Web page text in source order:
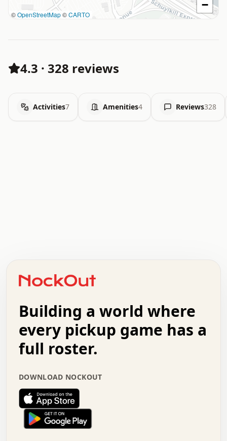
©OpenStreetMap©CARTO
−
4.3 · 328 reviews
Activities7 Amenities4 Reviews328
+   .   .   .   .   .   .   .   .   .   +   .   .
.   .   .   .   .   .   .   .   .   .   .   :   .
.   .   .   .   +   .   .   .   .   .   .   .   +
.   :   .   .   .   .   .   .   .   .   o   .   .
.   .   x   .   .   .   .   .   .   :   .   .   o
.   .   .   .   :   .   .   .   .   o   .   .   .
.   .   .   .   .   .   .   :   .   .   .   .   .
.   .   .   .   .   .   .   +   .   .   x   .   .
.   .   .   .   .   :   +   .   .   .   .   .   o
.   .   .   .   .   .   .   .   .   .   .   .   .
.   .   :   o   .   .   .   .   .   .   .   +   .
.   o   .   .   .   .   x   .   .   .   .   .   .
Building a world where
every pickup game has a
full roster.
DOWNLOAD NOCKOUT